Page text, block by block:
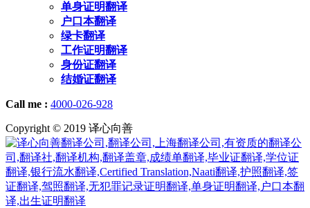
单身证明翻译
户口本翻译
绿卡翻译
工作证明翻译
身份证翻译
结婚证翻译
Call me : 4000-026-928
Copyright © 2019 译心向善